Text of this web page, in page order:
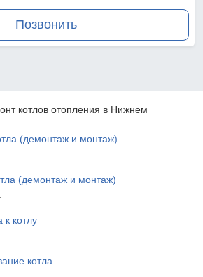
Позвонить
котлов отопления в Нижнем
(демонтаж и монтаж)
(демонтаж и монтаж)
котлу
котла